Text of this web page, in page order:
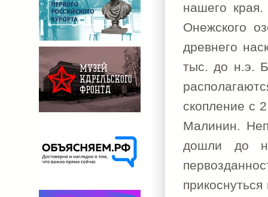
нашего
Онежского
древнего
тыс. до н.э.
скопление с
Малинин.
дошли до